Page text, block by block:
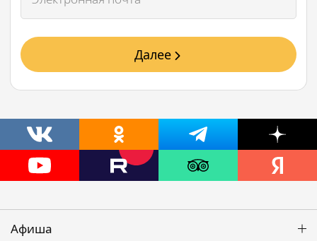
Далее
Афиша